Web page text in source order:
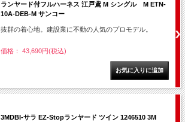
ランヤード付フルハーネス 江戸鳶 M シングル M ETN-
10A-DEB-M サンコー
抜群の着心地。建設業に不動の人気のプロモデル。
価格： 43,690円(税込)
3MDBI-サラ EZ-Stopランヤード ツイン 1246510 3M